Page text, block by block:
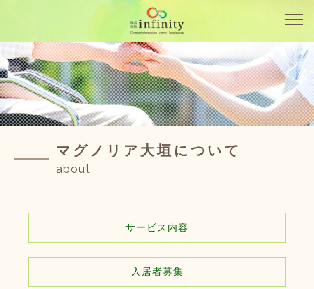
マグノリア大垣について
about
サービス内容
入居者募集